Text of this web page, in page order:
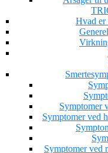
Hvad er
Symptomer
Symptomer ved
Symptomer ved